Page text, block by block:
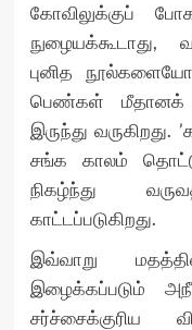
கோவிலுக்குப்
நுழையக்கூடாது,
புனித
பெண்கள் மீதானக்
இருந்து
சங்க காலம்
நிகழ்ந்து
காட்டப்படுகிறது.
இவ்வாறு
இழைக்கப்படும்
சர்ச்சைக்குரிய